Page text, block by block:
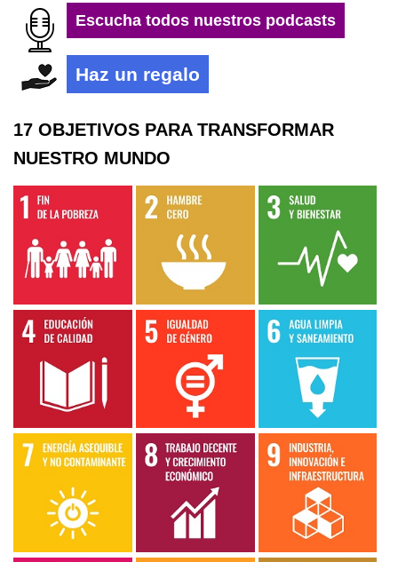
Escucha todos nuestros podcasts
Haz un regalo
17 OBJETIVOS PARA TRANSFORMAR
NUESTRO MUNDO